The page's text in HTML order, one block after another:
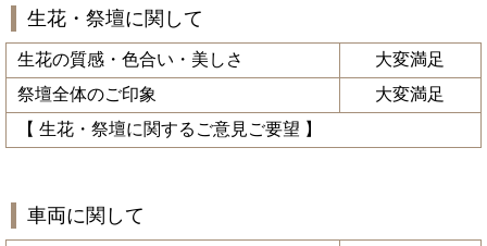
生花・祭壇に関して
生花の質感・色合い・美しさ
大変満足
祭壇全体のご印象
大変満足
【 生花・祭壇に関するご意見ご要望 】
車両に関して